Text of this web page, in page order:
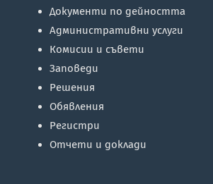
Документи по дейността
Административни услуги
Комисии и съвети
Заповеди
Решения
Обявления
Регистри
Отчети и доклади